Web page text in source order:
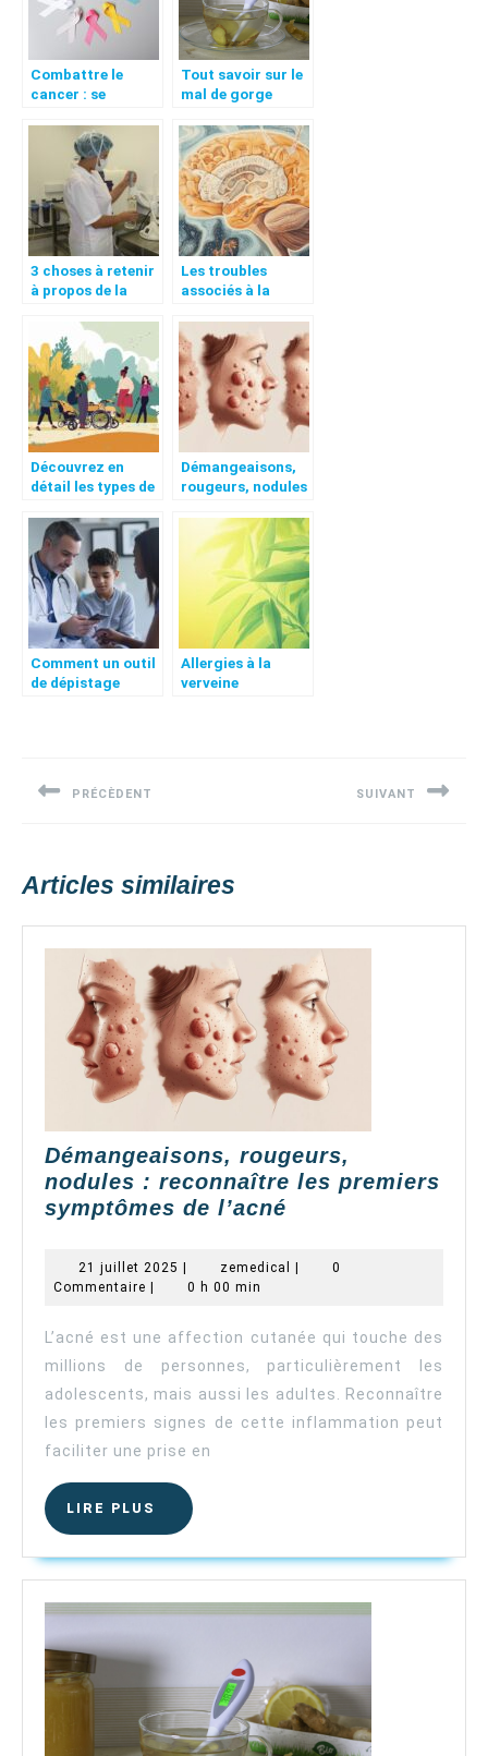
Combattre le
cancer : se
approche plus
naturelle
Tout savoir sur le
mal de gorge
3 choses à retenir
à propos de la
génétique
Les troubles
associés à la
attentionnelle : un
petit guide pour
les parents
Découvrez en
détail les types de
spécificités
Démangeaisons,
rougeurs, nodules
premiers
symptômes de
l’acné
Comment un outil
de dépistage
Allergies à la
verveine
l’article
PRÉCÈDENT SUIVANT
Articles similaires
Démangeaisons, rougeurs,
nodules : reconnaître les premiers
symptômes de l’acné
nodules
les
premiers
symptômes
de
21 juillet 2025 21
juillet
| zemedical zemedical
|
0
Commentaire | 0 h 00 min
L’acné est une affection cutanée qui touche des
millions de personnes, particulièrement les
adolescents, mais aussi les adultes. Reconnaître
les premiers signes de cette inflammation peut
faciliter une prise en
LIRE PLUS
LIRE
PLUS